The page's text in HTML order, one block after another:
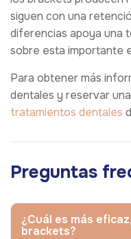
siguen con una
diferencias apoya una
sobre esta importante
Para obtener más
dentales y reservar
tratamientos dentales
Preguntas
¿Cuál es más
brackets?